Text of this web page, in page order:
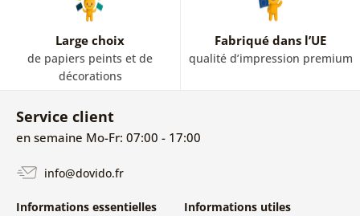
Large choix
de papiers peints et de
décorations
Fabriqué dans l’UE
qualité d’impression premium
Service client
en semaine Mo-Fr: 07:00 - 17:00
info@dovido.fr
Informations essentielles Informations utiles